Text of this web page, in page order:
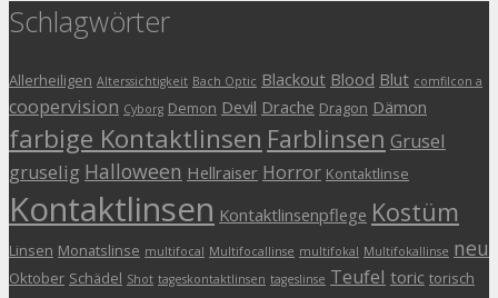
Schlagwörter
Allerheiligen Alterssichtigkeit Bach Optic Blackout Blood Blut comfilcon a
coopervision Cyborg Demon Devil Drache Dragon Dämon
farbige Kontaktlinsen Farblinsen Grusel
gruselig Halloween Hellraiser Horror Kontaktlinse
Kontaktlinsen Kontaktlinsenpflege Kostüm
Linsen Monatslinse multifocal Multifocallinse multifokal Multifokallinse neu
Oktober Schädel Shot tageskontaktlinsen tageslinse Teufel toric torisch